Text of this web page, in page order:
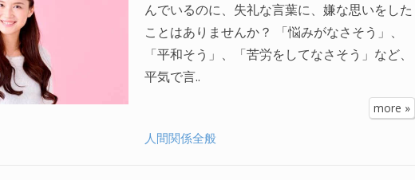
んでいるのに、失礼な言葉に、嫌な思いをした
ことはありませんか？ 「悩みがなさそう」、
「平和そう」、「苦労をしてなさそう」など、
平気で言..
more »
人間関係全般